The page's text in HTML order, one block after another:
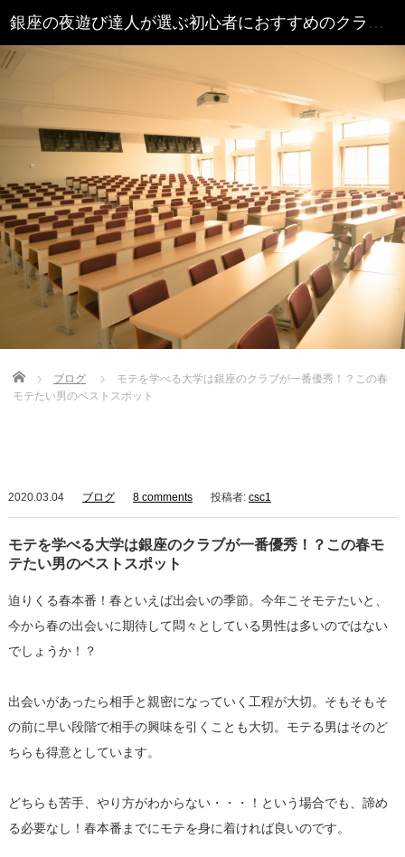
銀座の夜遊び達人が選ぶ初心者におすすめのクラブ16選 - 銀座クラブ.COM
Home ブログ
モテを学べる大学は銀座のクラブが一番優秀！？この春
モテたい男のベストスポット
2020.03.04 ブログ 8 comments 投稿者: csc1
モテを学べる大学は銀座のクラブが一番優秀！？この春モ
テたい男のベストスポット
迫りくる春本番！春といえば出会いの季節。今年こそモテたいと、
今から春の出会いに期待して悶々としている男性は多いのではない
でしょうか！？
出会いがあったら相手と親密になっていく工程が大切。そもそもそ
の前に早い段階で相手の興味を引くことも大切。モテる男はそのど
ちらも得意としています。
どちらも苦手、やり方がわからない・・・！という場合でも、諦め
る必要なし！春本番までにモテを身に着ければ良いのです。